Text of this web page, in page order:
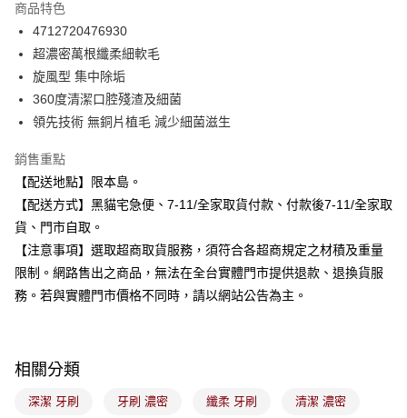
合作金庫商業銀行
華南商業銀行
上海商業儲蓄銀行
國泰世華商業銀行
臺灣中小企業銀行
匯豐（台灣）商業銀行
華泰商業銀行
聯邦商業銀行
元大商業銀行
台新國際商業銀行
台灣樂天信用卡公司
LINE Pay
Apple Pay
街口支付
悠遊付
Google Pay
全盈+PAY
大哥付你分期
相關說明
【大哥付你分期使用說明】
成交易。
4.訂單成立30分鐘內，如未前往確認交易或遇審核未通過，訂單將自動取
運送方式
商品特色
4712720476930
超濃密萬根纖柔細軟毛
旋風型 集中除垢
360度清潔口腔殘渣及細菌
領先技術 無銅片植毛 減少細菌滋生
銷售重點
【配送地點】限本島。
【配送方式】黑貓宅急便、7-11/全家取貨付款、付款後7-11/全家取
貨、門市自取。
【注意事項】選取超商取貨服務，須符合各超商規定之材積及重量
限制。網路售出之商品，無法在全台實體門市提供退款、退換貨服
務。若與實體門市價格不同時，請以網站公告為主。
相關分類
深潔 牙刷 牙刷 濃密 纖柔 牙刷 清潔 濃密